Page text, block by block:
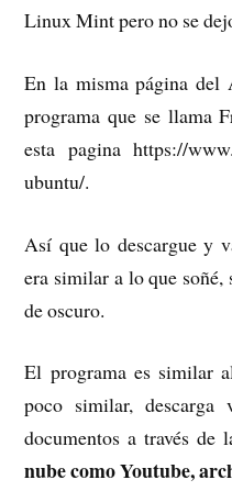
Linux Mint pero no se
En la misma página del
programa que se llama
esta pagina https://
ubuntu/.
Así que lo descargue y
era similar a lo que soñé,
de oscuro.
El programa es similar
poco similar, descarga
documentos a través de
nube como Youtube,